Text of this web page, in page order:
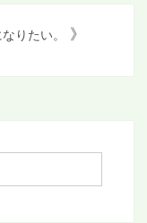
りたい。 》